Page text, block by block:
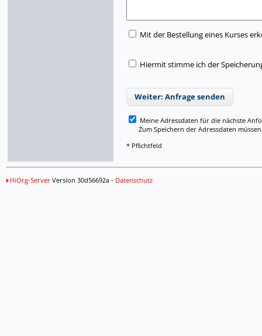
Mit der Bestellung eines Kurses
Hiermit stimme ich der
Weiter: Anfrage senden
Meine Adressdaten für die nächste
Zum Speichern der Adressdaten müssen
* Pflichtfeld
HiOrg-ServerVersion 30d56692a - Datenschutz